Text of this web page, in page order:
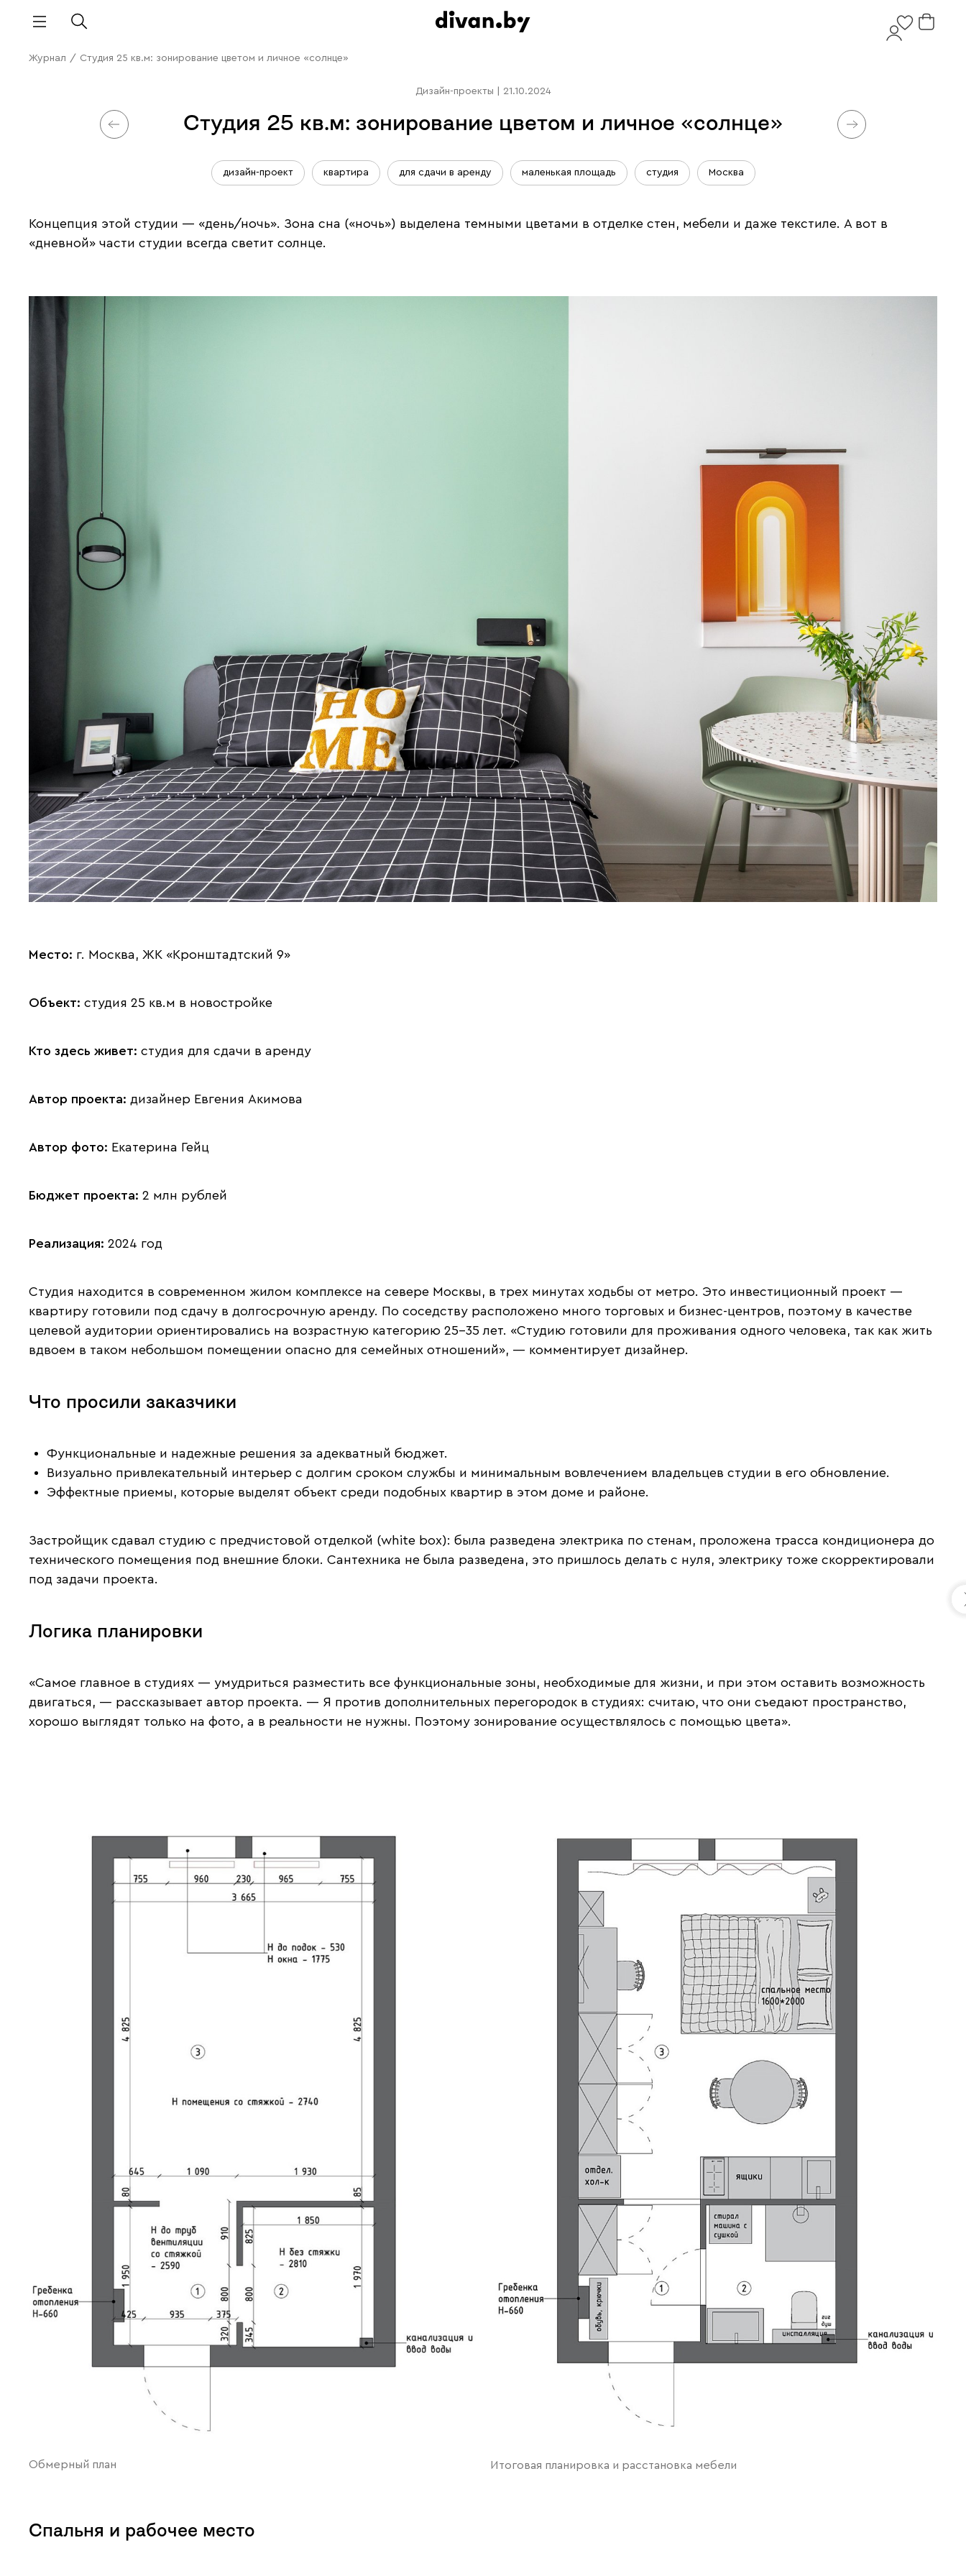
Журнал / Студия 25 кв.м: зонирование цветом и личное «солнце»
Дизайн-проекты 21.10.2024
Студия 25 кв.м: зонирование цветом и личное «солнце»
дизайн-проект квартира для сдачи в аренду маленькая площадь студия Москва
Концепция этой студии — «день/ночь». Зона сна («ночь») выделена темными цветами в отделке стен, мебели и даже текстиле. А вот в
«дневной» части студии всегда светит солнце.
Место: г. Москва, ЖК «Кронштадтский 9»
Объект: студия 25 кв.м в новостройке
Кто здесь живет: студия для сдачи в аренду
Автор проекта: дизайнер Евгения Акимова
Автор фото: Екатерина Гейц
Бюджет проекта: 2 млн рублей
Реализация: 2024 год
Студия находится в современном жилом комплексе на севере Москвы, в трех минутах ходьбы от метро. Это инвестиционный проект —
квартиру готовили под сдачу в долгосрочную аренду. По соседству расположено много торговых и бизнес-центров, поэтому в качестве
целевой аудитории ориентировались на возрастную категорию 25–35 лет. «Студию готовили для проживания одного человека, так как жить
вдвоем в таком небольшом помещении опасно для семейных отношений», — комментирует дизайнер.
Что просили заказчики
Функциональные и надежные решения за адекватный бюджет.
Визуально привлекательный интерьер с долгим сроком службы и минимальным вовлечением владельцев студии в его обновление.
Эффектные приемы, которые выделят объект среди подобных квартир в этом доме и районе.
Застройщик сдавал студию с предчистовой отделкой (white box): была разведена электрика по стенам, проложена трасса кондиционера до
технического помещения под внешние блоки. Сантехника не была разведена, это пришлось делать с нуля, электрику тоже скорректировали
под задачи проекта.
Логика планировки
«Самое главное в студиях — умудриться разместить все функциональные зоны, необходимые для жизни, и при этом оставить возможность
двигаться, — рассказывает автор проекта. — Я против дополнительных перегородок в студиях: считаю, что они съедают пространство,
хорошо выглядят только на фото, а в реальности не нужны. Поэтому зонирование осуществлялось с помощью цвета».
Обмерный план Итоговая планировка и расстановка мебели
Спальня и рабочее место